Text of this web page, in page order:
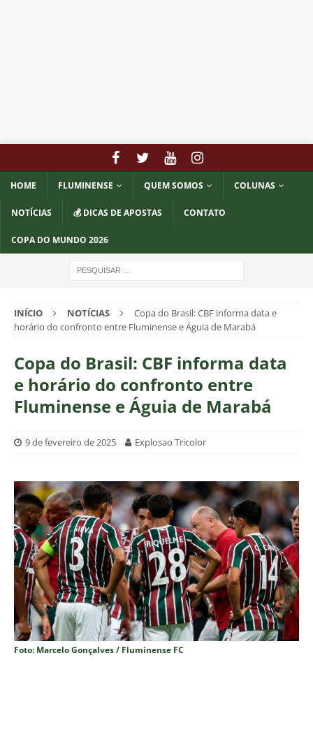
HOME FLUMINENSE QUEM SOMOS COLUNAS
NOTÍCIAS 💰 DICAS DE APOSTAS CONTATO
COPA DO MUNDO 2026
INÍCIO NOTÍCIAS
Copa do Brasil: CBF informa data e
horário do confronto entre Fluminense e Águia de Marabá
Copa do Brasil: CBF informa data
e horário do confronto entre
Fluminense e Águia de Marabá
9 de fevereiro de 2025 Explosao Tricolor
Foto: Marcelo Gonçalves / Fluminense FC